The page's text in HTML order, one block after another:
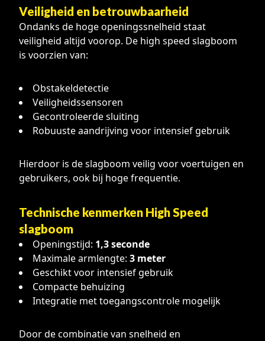
Veiligheid en betrouwbaarheid
Ondanks de hoge openingssnelheid staat
veiligheid altijd voorop. De high speed slagboom
is voorzien van:
Obstakeldetectie
Veiligheidssensoren
Gecontroleerde sluiting
Robuuste aandrijving voor intensief gebruik
Hierdoor is de slagboom veilig voor voertuigen en
gebruikers, ook bij hoge frequentie.
Technische kenmerken High Speed
slagboom
Openingstijd: 1,3 seconde
Maximale armlengte: 3 meter
Geschikt voor intensief gebruik
Compacte behuizing
Integratie met toegangscontrole mogelijk
Door de combinatie van snelheid en